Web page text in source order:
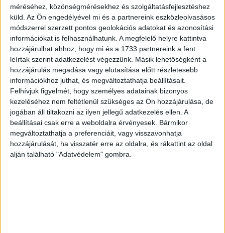
méréséhez, közönségmérésekhez és szolgáltatásfejlesztéshez
küld. Az Ön engedélyével mi és a partnereink eszközleolvasásos
módszerrel szerzett pontos geolokációs adatokat és azonosítási
információkat is felhasználhatunk. A megfelelő helyre kattintva
hozzájárulhat ahhoz, hogy mi és a 1733 partnereink a fent
leírtak szerint adatkezelést végezzünk. Másik lehetőségként a
hozzájárulás megadása vagy elutasítása előtt részletesebb
információkhoz juthat, és megváltoztathatja beállításait.
Felhívjuk figyelmét, hogy személyes adatainak bizonyos
kezeléséhez nem feltétlenül szükséges az Ön hozzájárulása, de
jogában áll tiltakozni az ilyen jellegű adatkezelés ellen. A
beállításai csak erre a weboldalra érvényesek. Bármikor
megváltoztathatja a preferenciáit, vagy visszavonhatja
hozzájárulását, ha visszatér erre az oldalra, és rákattint az oldal
alján található "Adatvédelem" gombra.